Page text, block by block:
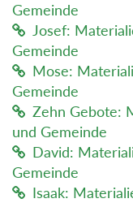
Gemeinde
Josef:
Gemeinde
Mose:
Gemeinde
Zehn Gebote:
und Gemeinde
David:
Gemeinde
Isaak: